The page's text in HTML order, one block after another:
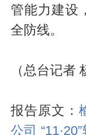
管能力建设
全防线。
（总台记者
报告原文：
公司